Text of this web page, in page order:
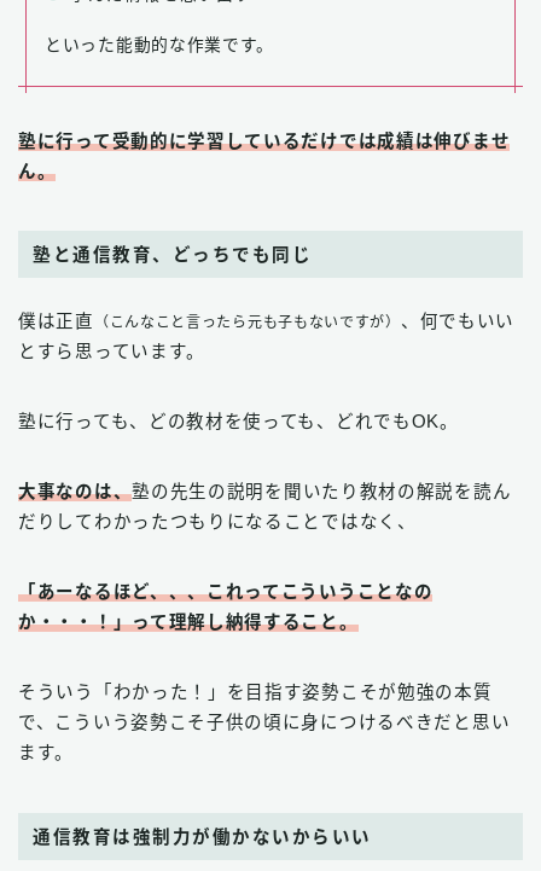
といった能動的な作業です。
塾に行って受動的に学習しているだけでは成績は伸びませ
ん。
塾と通信教育、どっちでも同じ
僕は正直 （こんなこと言ったら元も子もないですが） 、何でもいい
とすら思っています。
塾に行っても、どの教材を使っても、どれでもOK。
大事なのは、塾の先生の説明を聞いたり教材の解説を読ん
だりしてわかったつもりになることではなく、
「あーなるほど、、、これってこういうことなの
か・・・！」って理解し納得すること。
そういう「わかった！」を目指す姿勢こそが勉強の本質
で、こういう姿勢こそ子供の頃に身につけるべきだと思い
ます。
通信教育は強制力が働かないからいい